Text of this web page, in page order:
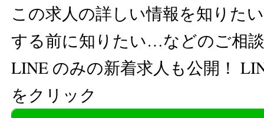
この求人の詳しい情報を知りた
する前に知りたい…などのご相
LINE のみの新着求人も公開！
をクリック